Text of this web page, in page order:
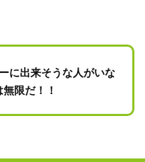
に出来そうな人がいな
限だ！！